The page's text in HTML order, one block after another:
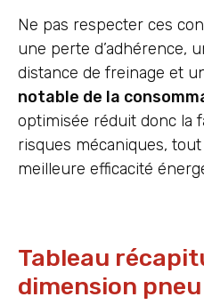
Ne pas respecter ces
une perte d’adhérence,
distance de freinage et
notable de la
optimisée réduit donc la
risques mécaniques,
meilleure efficacité
Tableau
dimension pneu